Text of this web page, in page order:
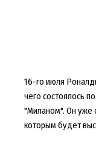
16-го июля
чего состоялось
"Миланом". Он уже
которым будет